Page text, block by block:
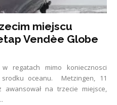
miejscu
Vendèe Globe
regatach mimo koniecznosci
oceanu. Metzingen, 11
awansował na trzecie miejsce,